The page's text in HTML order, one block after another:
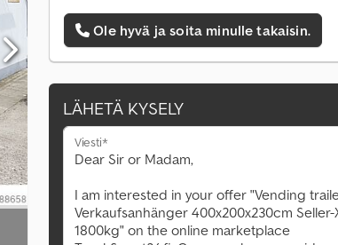
Ole hyvä ja soita minulle takaisin.
LÄHETÄ KYSELY
Viesti*